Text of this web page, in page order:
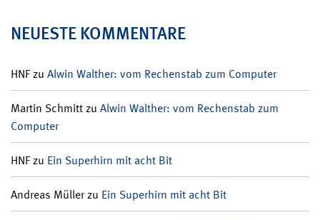
NEUESTE KOMMENTARE
HNFzu Alwin Walther: vom Rechenstab zum Computer
Martin Schmittzu Alwin Walther: vom Rechenstab zum
Computer
HNFzu Ein Superhirn mit acht Bit
Andreas Müllerzu Ein Superhirn mit acht Bit